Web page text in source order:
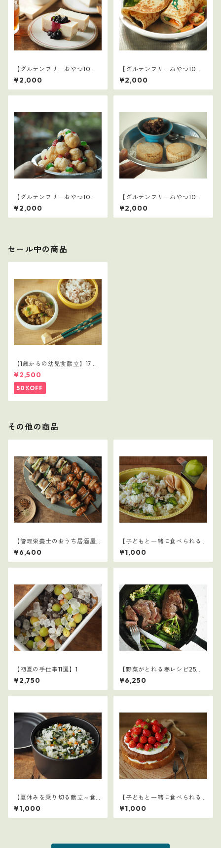
【グルテンフリーおやつ10
選】5
¥2,000
【グルテンフリーおやつ10
選】4
¥2,000
【グルテンフリーおやつ10
選】3
¥2,000
【グルテンフリーおやつ10
選】2
¥2,000
セール中の商品
【1歳からの幼児食献立】17レ
シピつき
¥2,500
50%OFF
その他の商品
【管理栄養士のおうち居酒屋4
0選】1～4まとめ
¥6,400
【子どもと一緒に食べられる
ごはん】16
¥1,000
【初夏の手仕事11選】1
¥2,750
【野菜がとれる春レシピ25
選】4
¥6,250
【夏休みを乗り切る献立～食
事摂取基準を満たす1日の食事
例～】
¥1,000
【子どもと一緒に食べられる
ごはん】21
¥1,000